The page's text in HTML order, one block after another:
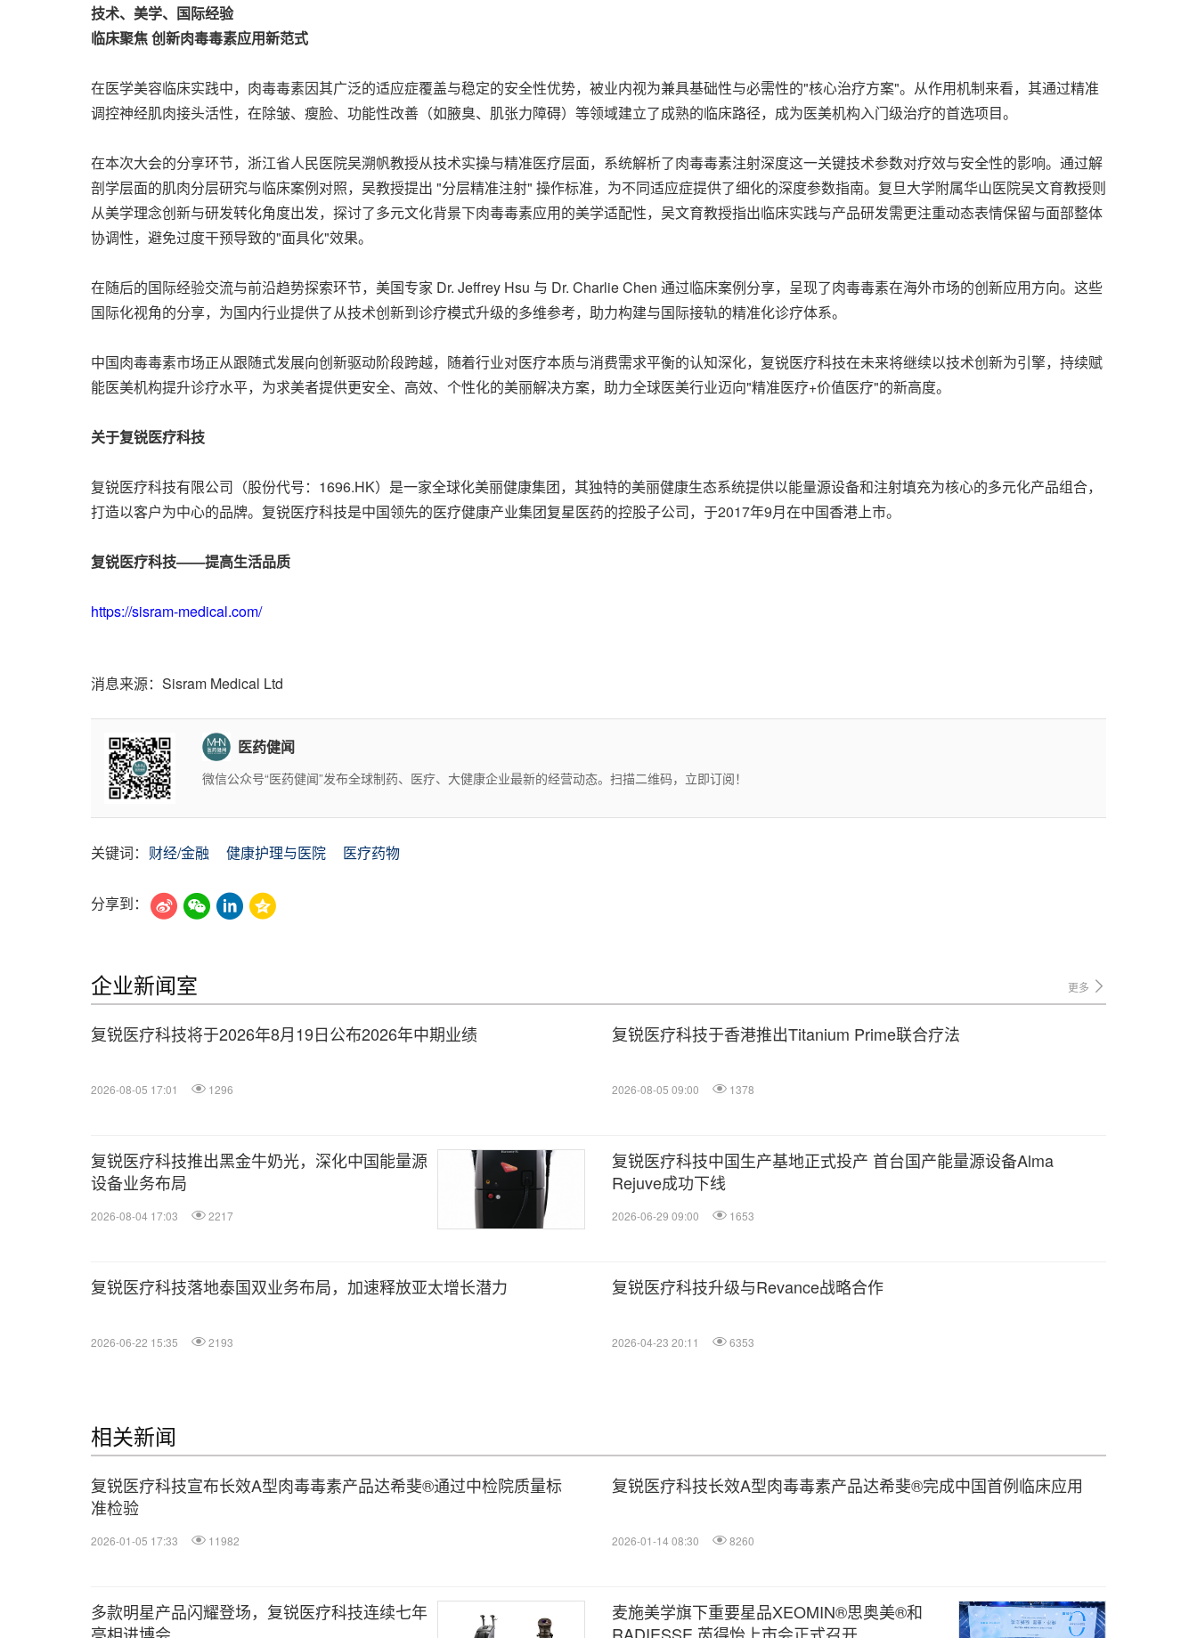
技术、美学、国际经验
临床聚焦创新肉毒毒素应用新范式
在医学美容临床实践中，肉毒毒素因其广泛的适应症覆盖与稳定的安全性优势，被业内视为兼具基础性与必需性的"核心治疗方案"。从作用机制来看，其通过精准
调控神经肌肉接头活性，在除皱、瘦脸、功能性改善（如腋臭、肌张力障碍）等领域建立了成熟的临床路径，成为医美机构入门级治疗的首选项目。
在本次大会的分享环节，浙江省人民医院吴溯帆教授从技术实操与精准医疗层面，系统解析了肉毒毒素注射深度这一关键技术参数对疗效与安全性的影响。通过解
剖学层面的肌肉分层研究与临床案例对照，吴教授提出 "分层精准注射" 操作标准，为不同适应症提供了细化的深度参数指南。复旦大学附属华山医院吴文育教授则
从美学理念创新与研发转化角度出发，探讨了多元文化背景下肉毒毒素应用的美学适配性，吴文育教授指出临床实践与产品研发需更注重动态表情保留与面部整体
协调性，避免过度干预导致的"面具化"效果。
在随后的国际经验交流与前沿趋势探索环节，美国专家 Dr. Jeffrey Hsu 与 Dr. Charlie Chen 通过临床案例分享，呈现了肉毒毒素在海外市场的创新应用方向。这些
国际化视角的分享，为国内行业提供了从技术创新到诊疗模式升级的多维参考，助力构建与国际接轨的精准化诊疗体系。
中国肉毒毒素市场正从跟随式发展向创新驱动阶段跨越，随着行业对医疗本质与消费需求平衡的认知深化，复锐医疗科技在未来将继续以技术创新为引擎，持续赋
能医美机构提升诊疗水平，为求美者提供更安全、高效、个性化的美丽解决方案，助力全球医美行业迈向"精准医疗+价值医疗"的新高度。
关于复锐医疗科技
复锐医疗科技有限公司（股份代号：1696.HK）是一家全球化美丽健康集团，其独特的美丽健康生态系统提供以能量源设备和注射填充为核心的多元化产品组合，
打造以客户为中心的品牌。复锐医疗科技是中国领先的医疗健康产业集团复星医药的控股子公司，于2017年9月在中国香港上市。
复锐医疗科技——提高生活品质
https://sisram-medical.com/
消息来源：Sisram Medical Ltd
医药健闻
微信公众号“医药健闻”发布全球制药、医疗、大健康企业最新的经营动态。扫描二维码，立即订阅！
关键词： 财经/金融 健康护理与医院 医疗药物
分享到：
企业新闻室 更多
复锐医疗科技将于2026年8月19日公布2026年中期业绩
2026-08-05 17:01 1296
复锐医疗科技于香港推出Titanium Prime联合疗法
2026-08-05 09:00 1378
复锐医疗科技推出黑金牛奶光，深化中国能量源
设备业务布局
2026-08-04 17:03 2217
复锐医疗科技中国生产基地正式投产 首台国产能量源设备Alma
Rejuve成功下线
2026-06-29 09:00 1653
复锐医疗科技落地泰国双业务布局，加速释放亚太增长潜力
2026-06-22 15:35 2193
复锐医疗科技升级与Revance战略合作
2026-04-23 20:11 6353
相关新闻
复锐医疗科技宣布长效A型肉毒毒素产品达希斐®通过中检院质量标
准检验
2026-01-05 17:33 11982
复锐医疗科技长效A型肉毒毒素产品达希斐®完成中国首例临床应用
2026-01-14 08:30 8260
多款明星产品闪耀登场，复锐医疗科技连续七年
麦施美学旗下重要星品XEOMIN®思奥美®和